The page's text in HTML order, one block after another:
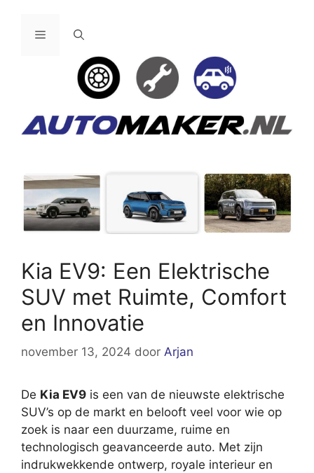
Menu
Kia EV9: Een Elektrische
SUV met Ruimte, Comfort
en Innovatie
november 13, 2024 door Arjan
De Kia EV9 is een van de nieuwste elektrische
SUV’s op de markt en belooft veel voor wie op
zoek is naar een duurzame, ruime en
technologisch geavanceerde auto. Met zijn
indrukwekkende ontwerp, royale interieur en